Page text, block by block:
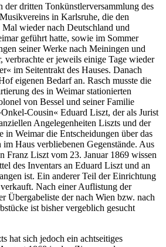
der dritten Tonkünstlerversammlung des
in Karlsruhe, die den
wieder nach Deutschland und
geführt hatte, sowie im Sommer
seiner Werke nach Meiningen und
verbrachte er jeweils einige Tage wieder
im Seitentrakt des Hauses. Danach
eigenen Bedarf an. Rasch musste die
des in Weimar stationierten
von Bessel und seiner Familie
Cousin« Eduard Liszt, der als Jurist
Angelegenheiten Liszts und der
in Weimar die Entscheidungen über das
Haus verbliebenen Gegenstände. Aus
Franz Liszt vom 23. Januar 1869 wissen
des Inventars an Eduard Liszt und an
ist. Ein anderer Teil der Einrichtung
Nach einer Auflistung der
Übergabeliste der nach Wien bzw. nach
ist bisher vergeblich gesucht
hat sich jedoch ein achtseitiges